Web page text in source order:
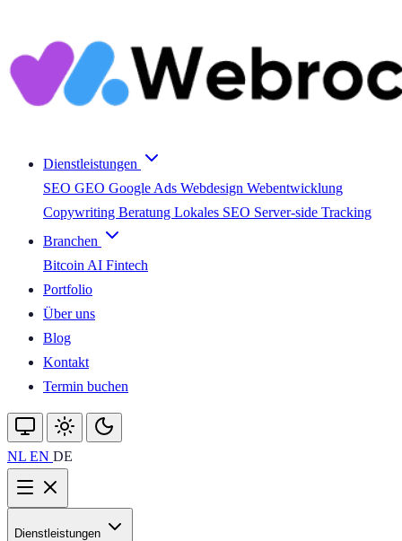
Dienstleistungen
SEO GEO Google Ads Webdesign Webentwicklung
Copywriting Beratung Lokales SEO Server-side Tracking
Branchen
Bitcoin AI Fintech
Portfolio
Über uns
Blog
Kontakt
Termin buchen
NL EN DE
Dienstleistungen